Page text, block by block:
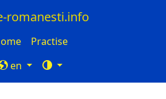
romanesti.info
Practise
en